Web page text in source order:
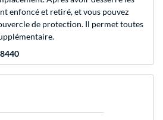
enfoncé et retiré, et vous pouvez
de protection. Il permet toutes